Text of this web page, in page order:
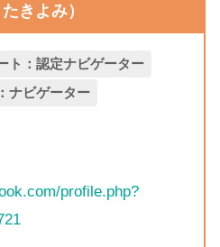
きよみ）
ト：認定ナビゲーター
ナビゲーター
profile.php?